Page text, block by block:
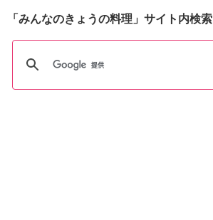
「みんなのきょうの料理」サイト内検索